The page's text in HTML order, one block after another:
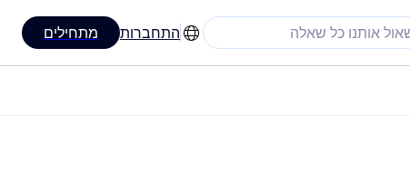
התחברות מתחילים